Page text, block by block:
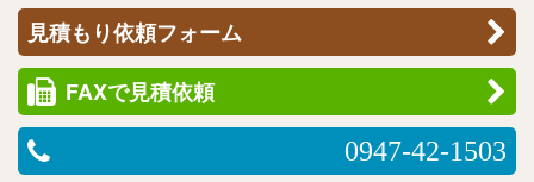
見積もり依頼フォーム
FAXで見積依頼
0947-42-1503